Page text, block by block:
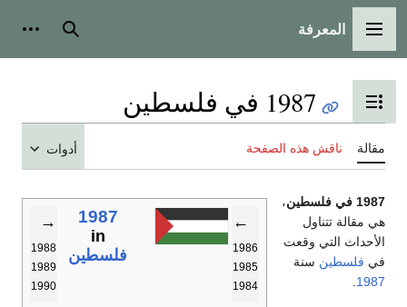
القائمة الرئيسية
المعرفة بحث
تبديل عرض جدول المحتويات
1987 في فلسطين
مقالة ناقش هذه الصفحة أدوات
←
1986
1985
1984
1987
in
فلسطين
→
1988
1989
1990
1987 في فلسطين
،
هي مقالة تتناول
الأحداث التي وقعت
في فلسطين سنة
1987